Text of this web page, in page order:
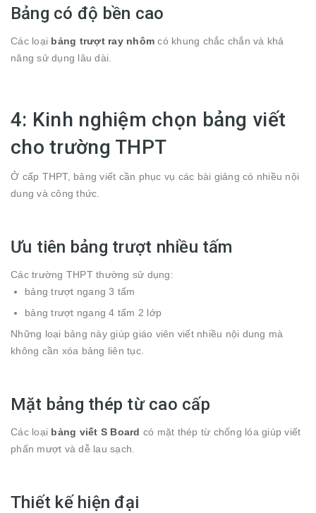
Bảng có độ bền cao
Các loại bảng trượt ray nhôm có khung chắc chắn và khả
năng sử dụng lâu dài.
4: Kinh nghiệm chọn bảng viết
cho trường THPT
Ở cấp THPT, bảng viết cần phục vụ các bài giảng có nhiều nội
dung và công thức.
Ưu tiên bảng trượt nhiều tấm
Các trường THPT thường sử dụng:
bảng trượt ngang 3 tấm
bảng trượt ngang 4 tấm 2 lớp
Những loại bảng này giúp giáo viên viết nhiều nội dung mà
không cần xóa bảng liên tục.
Mặt bảng thép từ cao cấp
Các loại bảng viết S Board có mặt thép từ chống lóa giúp viết
phấn mượt và dễ lau sạch.
Thiết kế hiện đại